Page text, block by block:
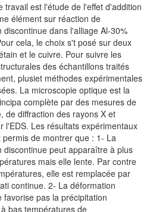
travail est l'étude de l'effet d'addition
élément sur réaction de
discontinue dans l'alliage Al-30%
cela, le choix s't posé sur deux
et le cuivre. Pour suivre les
des échantillons traités
plusiet méthodes expérimentales
La microscopie optique est la
complète par des mesures de
de diffraction des rayons X et
l'EDS. Les résultats expérimentaux
permis de montrer que : 1- La
discontinue peut apparaître à plus
mais elle lente. Par contre
elle est remplacée par
continue. 2- La déformation
favorise pas la précipitation
bas températures de